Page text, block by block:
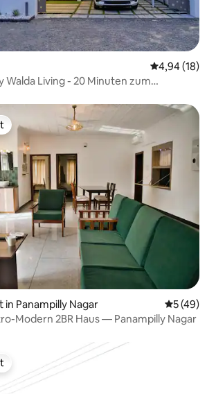
4,94 (18)
Walda Living - 20 Minuten zum
Favorit.
Panampilly Nagar
5 (49)
Modern 2BR Haus — Panampilly Nagar